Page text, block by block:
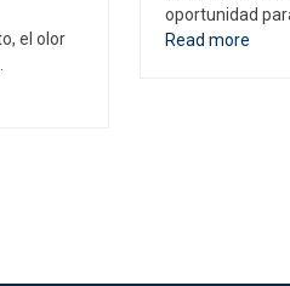
el olor
oportunidad
Read more